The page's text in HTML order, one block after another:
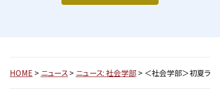
HOME > ニュース> ニュース: 社会学部 > ＜社会学部＞初夏ライ